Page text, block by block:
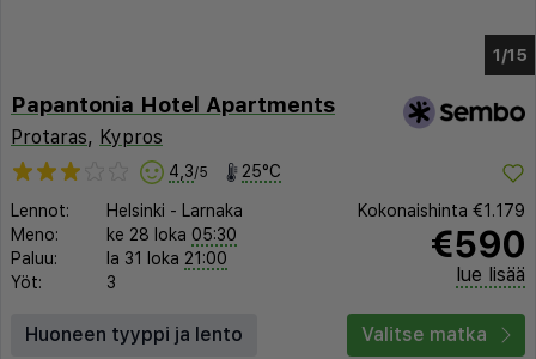
1/11
Papantonia Hotel Apartments
Protaras, Kypros
4,3/5 25°C
Lennot: Helsinki - Larnaka
Meno:
ke 28 loka 05:30
Paluu:
la 31 loka 21:00
Yöt:
3
Kokonaishinta €1.179
€590
lue lisää
Huoneen tyyppi ja lento Valitse matka